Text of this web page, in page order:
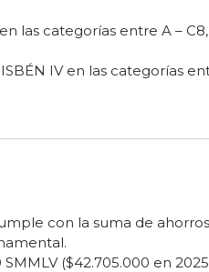
las categorías entre A –
IV en las categorías
con la suma de
($42.705.000 en